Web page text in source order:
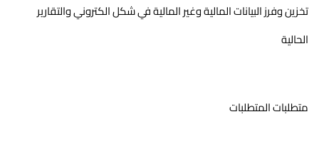
تخزين وفرز البيانات المالية وغير المالية في شكل الكتروني والتقارير
الحالية
متطلبات المتطلبات